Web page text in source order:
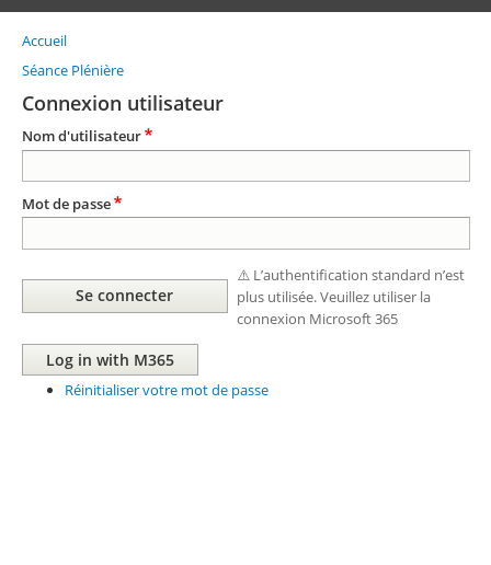
Fil
d'Ariane
Accueil
Séance Plénière
Connexion utilisateur
Nom d'utilisateur
Mot de passe
⚠️ L’authentification standard n’est
plus utilisée. Veuillez utiliser la
connexion Microsoft 365
Réinitialiser votre mot de passe